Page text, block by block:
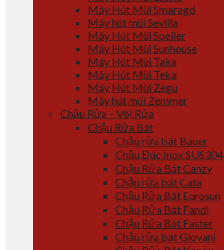
Máy Hút Mùi Smaragd
Máy hút mùi Sevilla
Máy Hút Mùi Spelier
Máy Hút Mùi Sunhouse
Máy Hút Mùi Taka
Máy Hút Mùi Teka
Máy Hút Mùi Zegu
Máy hút mùi Zemmer
Chậu Rửa – Vòi Rửa
Chậu Rửa Bát
Chậu rửa bát Bauer
Chậu Đúc Inox SUS304
Chậu Rửa Bát Canzy
Chậu rửa bát Cata
Chậu Rửa Bát Eurosun
Chậu Rửa Bát Fandi
Chậu Rửa Bát Faster
Chậu rửa bát Giovani